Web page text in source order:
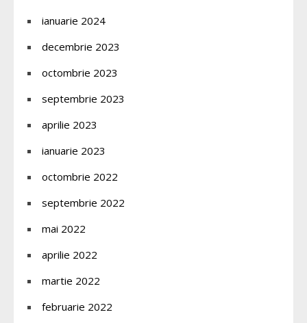
ianuarie 2024
decembrie 2023
octombrie 2023
septembrie 2023
aprilie 2023
ianuarie 2023
octombrie 2022
septembrie 2022
mai 2022
aprilie 2022
martie 2022
februarie 2022